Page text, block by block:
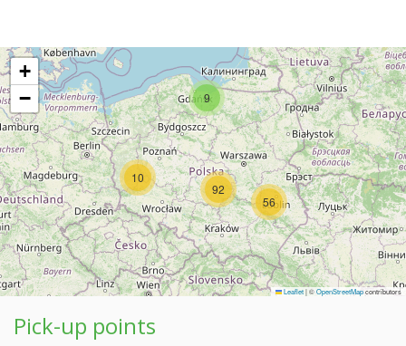
10
9
92
56
+
−
Leaflet|©OpenStreetMapcontributors
Pick-up points